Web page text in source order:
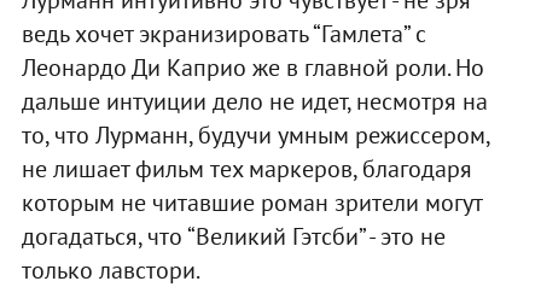
ведь хочет экранизировать “Гамлета” с
Леонардо Ди Каприо же в главной роли. Но
дальше интуиции дело не идет, несмотря на
то, что Лурманн, будучи умным режиссером,
не лишает фильм тех маркеров, благодаря
которым не читавшие роман зрители могут
догадаться, что “Великий Гэтсби” - это не
только лавстори.